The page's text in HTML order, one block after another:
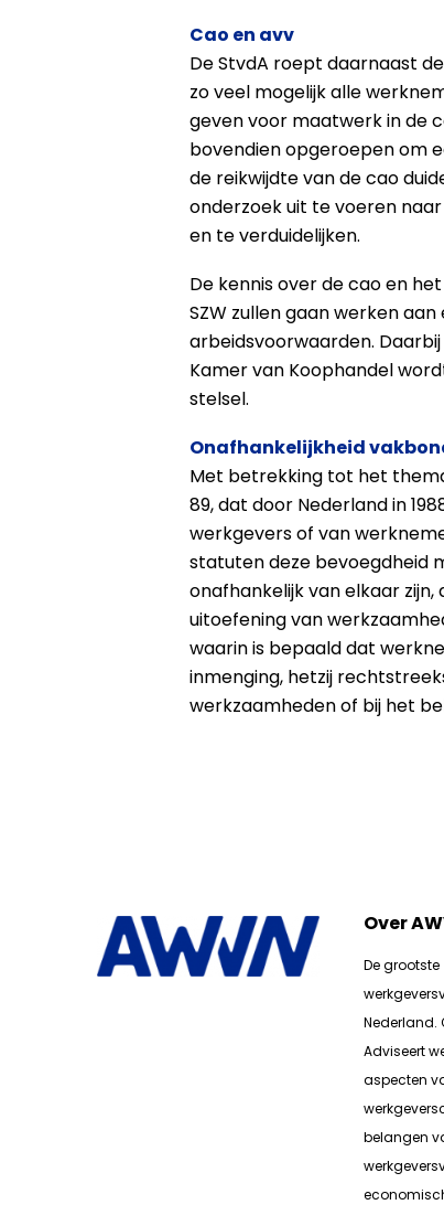
Cao en avv
De StvdA roept daarnaast
zo veel mogelijk alle
geven voor maatwerk in de
bovendien opgeroepen om
de reikwijdte van de cao
onderzoek uit te voeren
en te verduidelijken.
De kennis over de cao en
SZW zullen gaan werken
arbeidsvoorwaarden.
Kamer van Koophandel
stelsel.
Onafhankelijkheid
Met betrekking tot het
89, dat door Nederland in
werkgevers of van
statuten deze bevoegdheid
onafhankelijk van elkaar
uitoefening van
waarin is bepaald dat
inmenging, hetzij
werkzaamheden of bij het
Over
De grootste
Nederland.
Adviseert
aspecten
belangen